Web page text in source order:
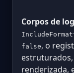
Corpos de
false, o
renderizada,